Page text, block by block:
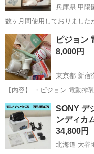
兵庫県 甲陽
数ヶ月間使用しておりました
ます。 搾乳機は2枚目の写真
首は入っておりませんのでご注意ください
クも開封済みですが 1枚...
兵庫 西宮市 甲陽園
ピジョン
8,000円
東京都 新宿
【内容】 ・ピジョン 電動搾
（未開封） ・フリーザーパック用
乳器は約1か月弱使用しまし
した。 動作確...
東京 新宿区 新宿御
SONY デ
ンディカ
34,800円
北海道 大谷